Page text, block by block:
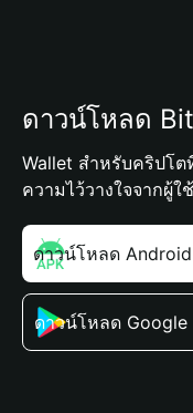
ดาวน์โหลด
Wallet สำหรับคริปโ
ความไว้วางใจจากผู้
ดาวน์โหลด Android
ดาวน์โหลด Google